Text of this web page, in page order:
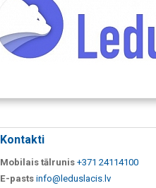
Kontakti
Mobilais tālrunis +371 24114100
E-pasts info@leduslacis.lv